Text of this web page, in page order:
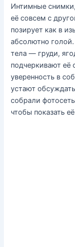
Интимные
её совсем с
позирует как в
абсолютно
тела — груди,
подчеркивают её
уверенность в
устают
собрали
чтобы показать